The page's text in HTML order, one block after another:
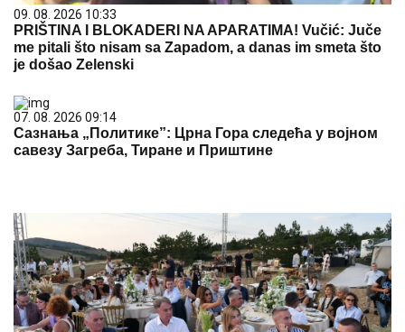
09. 08. 2026 10:33
PRIŠTINA I BLOKADERI NA APARATIMA! Vučić: Juče
me pitali što nisam sa Zapadom, a danas im smeta što
je došao Zelenski
07. 08. 2026 09:14
Сазнања „Политике”: Црна Гора следећа у војном
савезу Загреба, Тиране и Приштине